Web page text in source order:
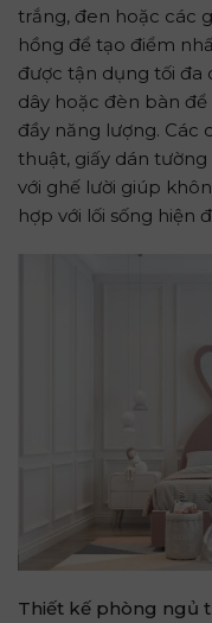
trắng, đen hoặc các
hồng để tạo điểm
được tận dụng tối đa
dây hoặc đèn bàn
đầy năng lượng. Các
thuật, giấy dán
với ghế lười giúp
hợp với lối sống hiện
Thiết kế phòng ngủ